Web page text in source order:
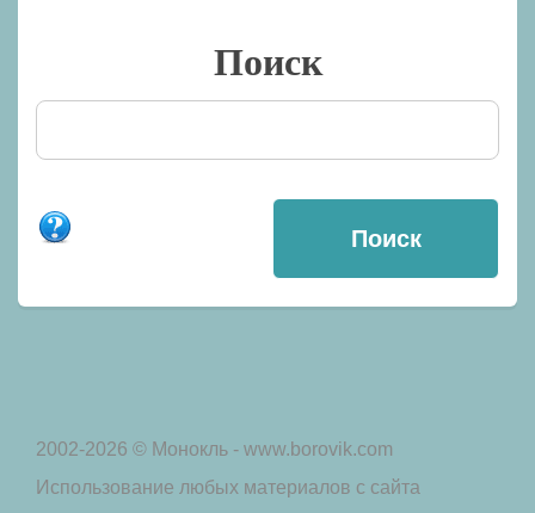
Поиск
2002-2026 © Монокль - www.borovik.com
Использование любых материалов с сайта